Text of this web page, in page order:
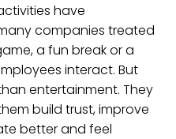
have
companies treated
a fun break or a
interact. But
entertainment. They
build trust, improve
better and feel